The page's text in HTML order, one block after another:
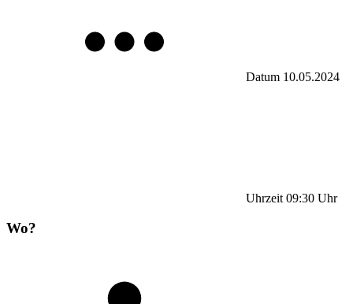
Datum 10.05.2024
Uhrzeit 09:30 Uhr
Wo?